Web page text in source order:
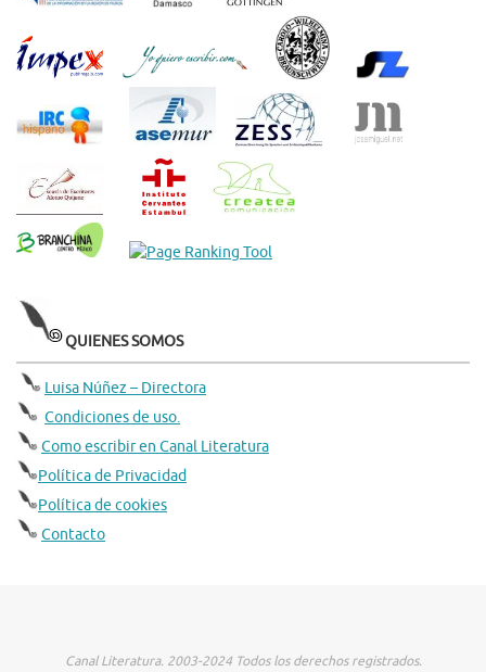
QUIENES SOMOS
Luisa Núñez – Directora
Condiciones de uso.
Como escribir en Canal Literatura
Política de Privacidad
Política de cookies
Contacto
Canal Literatura. 2003-2024 Todos los derechos registrados.